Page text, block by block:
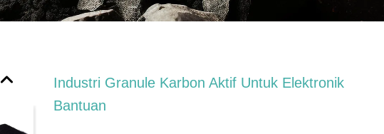
Industri Granule Karbon Aktif Untuk Elektronik
Bantuan